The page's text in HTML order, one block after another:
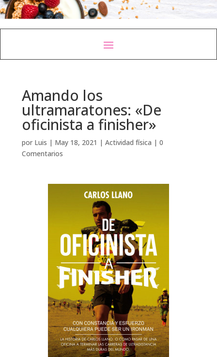
Amando los
ultramaratones: «De
oficinista a finisher»
por Luis | May 18, 2021 | Actividad física | 0
Comentarios